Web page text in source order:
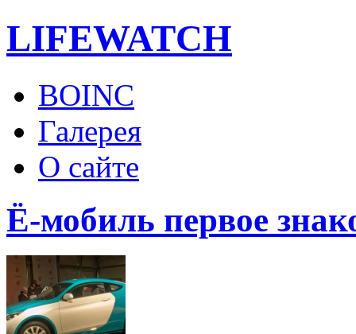
LIFEWATCH
BOINC
Галерея
О сайте
Ё-мобиль первое